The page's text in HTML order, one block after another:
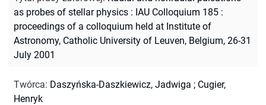
as probes of stellar physics : IAU Colloquium 185 :
proceedings of a colloquium held at Institute of
Astronomy, Catholic University of Leuven, Belgium, 26-31
July 2001
Twórca: Daszyńska-Daszkiewicz, Jadwiga ; Cugier,
Henryk